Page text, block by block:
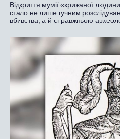
Відкриття мумії «крижаної
стало не лише гучним
вбивства, а й справжньою